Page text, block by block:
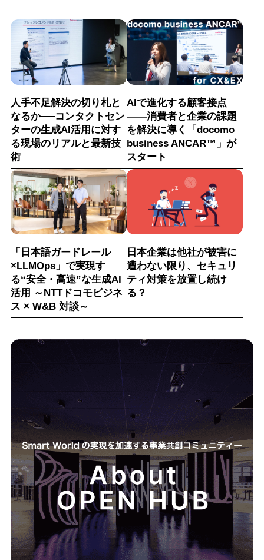
人手不足解決の切り札と
なるか──コンタクトセン
ターの生成AI活用に対す
る現場のリアルと最新技
術
AIで進化する顧客接点
――消費者と企業の課題
を解決に導く「docomo
business ANCAR™」が
スタート
「日本語ガードレール
×LLMOps」で実現す
る“安全・高速”な生成AI
活用 ～NTTドコモビジネ
ス × W&B 対談～
日本企業は他社が被害に
遭わない限り、セキュリ
ティ対策を放置し続け
る？